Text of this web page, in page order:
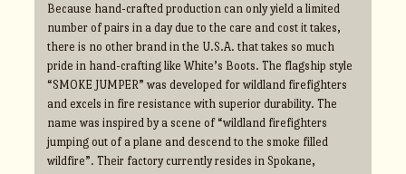
Because hand-crafted production can only yield a limited
number of pairs in a day due to the care and cost it takes,
there is no other brand in the U.S.A. that takes so much
pride in hand-crafting like White’s Boots. The flagship style
“SMOKE JUMPER” was developed for wildland firefighters
and excels in fire resistance with superior durability. The
name was inspired by a scene of “wildland firefighters
jumping out of a plane and descend to the smoke filled
wildfire”. Their factory currently resides in Spokane,